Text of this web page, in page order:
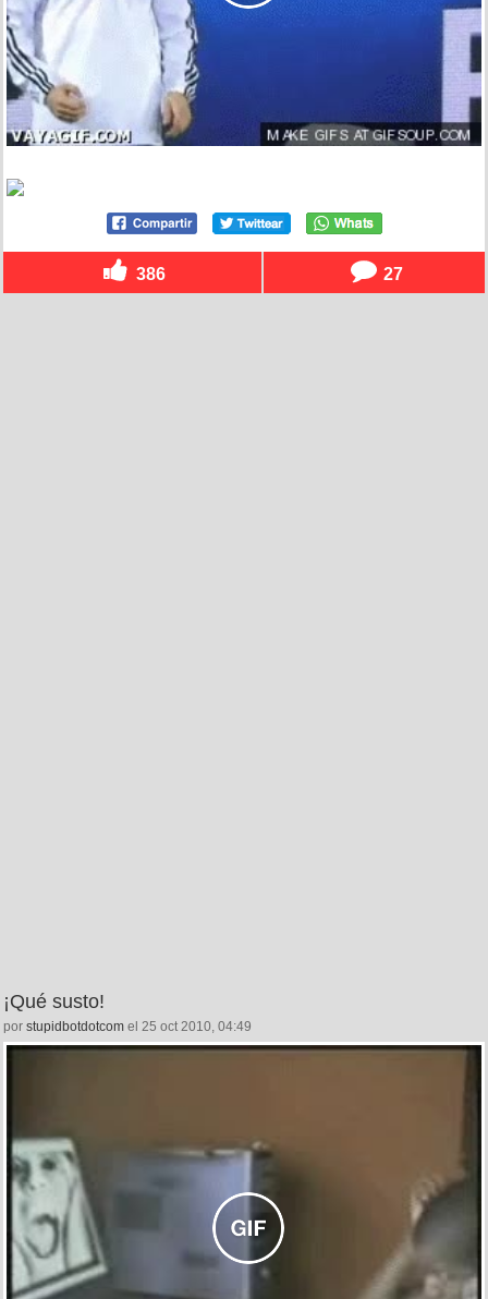
386 27
¡Qué susto!
por stupidbotdotcom el 25 oct 2010, 04:49